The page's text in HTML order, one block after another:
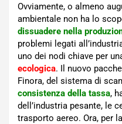
Ovviamente, o almeno
ambientale non ha lo
dissuadere nella
problemi legati
uno dei nodi chiave per
ecologica. Il nuovo
Finora, del sistema di
consistenza della tassa,
dell’industria pesante, le
trasporto aereo. Ora, per